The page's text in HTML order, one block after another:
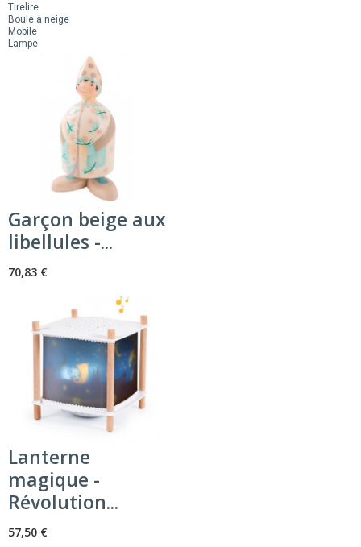
Tirelire
Boule à neige
Mobile
Lampe
Garçon beige aux
libellules -...
70,83 €
Lanterne
magique -
Révolution...
57,50 €